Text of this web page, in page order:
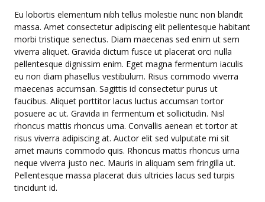
Eu lobortis elementum nibh tellus molestie nunc non blandit
massa. Amet consectetur adipiscing elit pellentesque habitant
morbi tristique senectus. Diam maecenas sed enim ut sem
viverra aliquet. Gravida dictum fusce ut placerat orci nulla
pellentesque dignissim enim. Eget magna fermentum iaculis
eu non diam phasellus vestibulum. Risus commodo viverra
maecenas accumsan. Sagittis id consectetur purus ut
faucibus. Aliquet porttitor lacus luctus accumsan tortor
posuere ac ut. Gravida in fermentum et sollicitudin. Nisl
rhoncus mattis rhoncus urna. Convallis aenean et tortor at
risus viverra adipiscing at. Auctor elit sed vulputate mi sit
amet mauris commodo quis. Rhoncus mattis rhoncus urna
neque viverra justo nec. Mauris in aliquam sem fringilla ut.
Pellentesque massa placerat duis ultricies lacus sed turpis
tincidunt id.